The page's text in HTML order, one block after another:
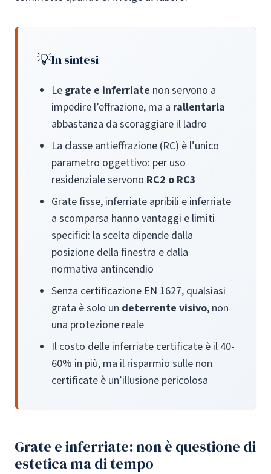
In sintesi
Le grate e inferriate non servono a
impedire l’effrazione, ma a rallentarla
abbastanza da scoraggiare il ladro
La classe antieffrazione (RC) è l’unico
parametro oggettivo: per uso
residenziale servono RC2 o RC3
Grate fisse, inferriate apribili e inferriate
a scomparsa hanno vantaggi e limiti
specifici: la scelta dipende dalla
posizione della finestra e dalla
normativa antincendio
Senza certificazione EN 1627, qualsiasi
grata è solo un deterrente visivo, non
una protezione reale
Il costo delle inferriate certificate è il 40-
60% in più, ma il risparmio sulle non
certificate è un’illusione pericolosa
Grate e inferriate: non è questione di
estetica ma di tempo